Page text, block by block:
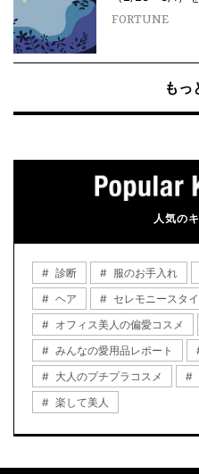
FORTUNE
もっ
人気の
診断 服のお手入れ
ヘア
セレモニースタ
オフィス美人の偏愛コスメ
みんなの愛用品レポート
大人のプチプラコスメ
楽して美人